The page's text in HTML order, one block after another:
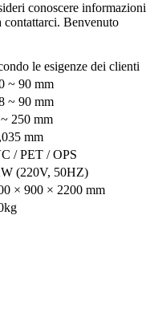
conoscere informazioni
contattarci. Benvenuto
le esigenze dei clienti
~ 90 mm
~ 90 mm
250 mm
mm
/ PET / OPS
(220V, 50HZ)
× 900 × 2200 mm